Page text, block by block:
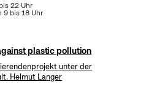
22 Uhr
9 bis 18 Uhr
plastic pollution
unter der
Helmut Langer